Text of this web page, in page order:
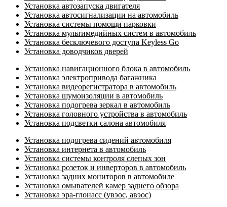
Установка автозапуска двигателя
Установка автосигнализации на автомобиль
Установка системы помощи парковки
Установка мультимедийных систем в автомобиль
Установка бесключевого доступа Keyless Go
Установка доводчиков дверей
Установка навигационного блока в автомобиль
Установка электропривода багажника
Установка видеорегистратора в автомобиль
Установка шумоизоляции в автомобиль
Установка подогрева зеркал в автомобиль
Установка головного устройства в автомобиль
Установка подсветки салона автомобиля
Установка подогрева сидений автомобиля
Установка интернета в автомобиль
Установка системы контроля слепых зон
Установка розеток и инверторов в автомобиль
Установка задних мониторов в автомобиле
Установка омывателей камер заднего обзора
Установка эра-глонасс (увэос, авэос)